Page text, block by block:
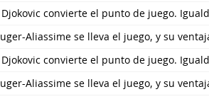
Djokovic convierte el punto de juego.
Aliassime se lleva el juego, y su
Djokovic convierte el punto de juego.
Aliassime se lleva el juego, y su